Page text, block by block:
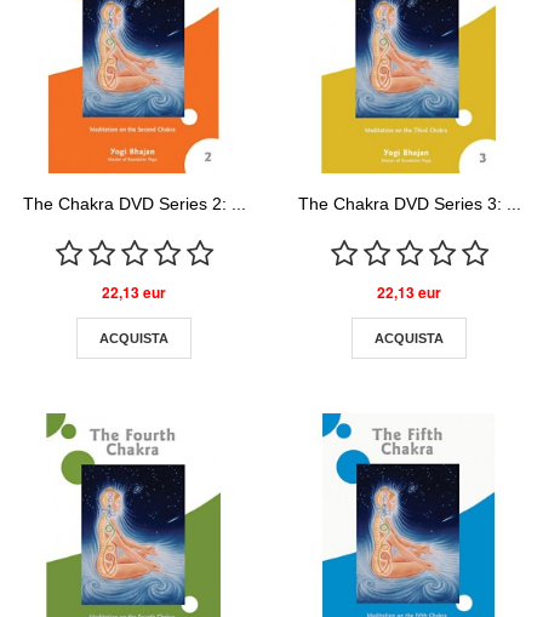
The Chakra DVD Series 2: ...
22,13 eur
ACQUISTA
The Chakra DVD Series 3: ...
22,13 eur
ACQUISTA